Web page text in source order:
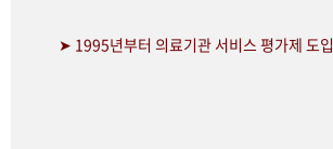
➤ 1995년부터 의료기관 서비스 평가제 도입